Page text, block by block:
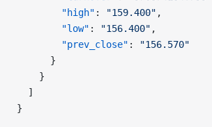
        "high"
: "159.400" ,
        "low"
: "156.400" ,
        "prev_close"
:
"156.570"
      }
    }
  ]
}